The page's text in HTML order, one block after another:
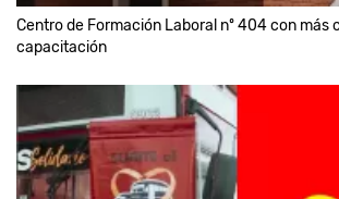
Centro de Formación Laboral nº 404 con más
capacitación